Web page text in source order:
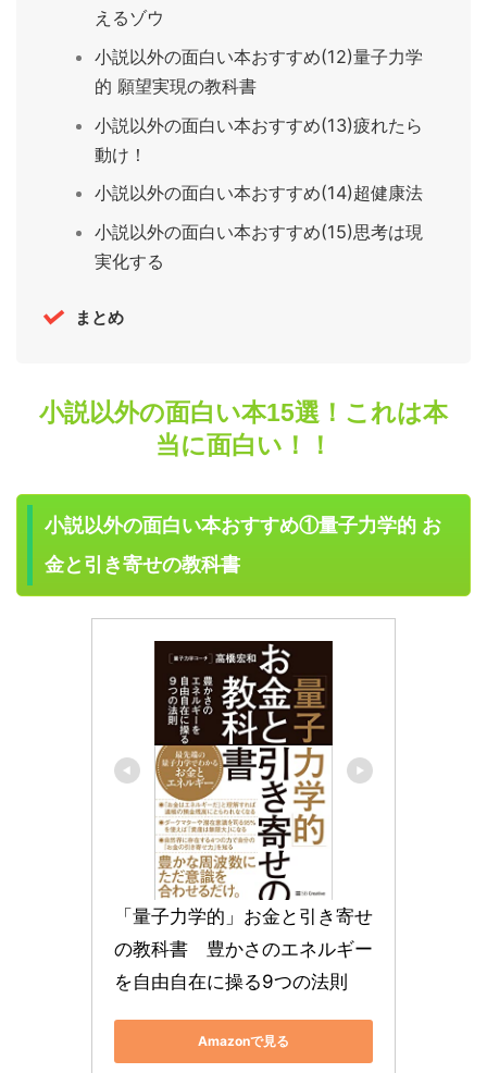
えるゾウ
小説以外の面白い本おすすめ(12)量子力学
的 願望実現の教科書
小説以外の面白い本おすすめ(13)疲れたら
動け！
小説以外の面白い本おすすめ(14)超健康法
小説以外の面白い本おすすめ(15)思考は現
実化する
まとめ
小説以外の面白い本15選！これは本
当に面白い！！
小説以外の面白い本おすすめ①量子力学的 お
金と引き寄せの教科書
「量子力学的」お金と引き寄せ
の教科書　豊かさのエネルギー
を自由自在に操る9つの法則
Amazonで見る